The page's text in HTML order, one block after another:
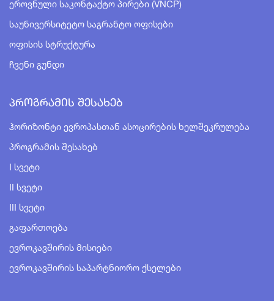
Ეროვნული Საკონტაქტო Პირები (VNCP)
Საუნივერსიტეტო Საგრანტო Ოფისები
Ოფისის Სტრუქტურა
Ჩვენი Გუნდი
Პროგრამის Შესახებ
Ჰორიზონტი Ევროპასთან Ასოცირების Ხელშეკრულება
Პროგრამის Შესახებ
I Სვეტი
II Სვეტი
III Სვეტი
Გაფართოება
Ევროკავშირის Მისიები
Ევროკავშირის Საპარტნიორო Ქსელები